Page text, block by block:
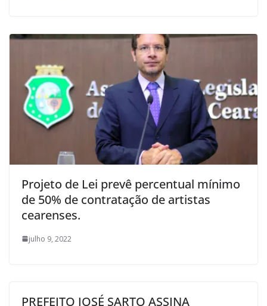
Projeto de Lei prevê percentual mínimo
de 50% de contratação de artistas
cearenses.
julho 9, 2022
PREFEITO JOSÉ SARTO ASSINA